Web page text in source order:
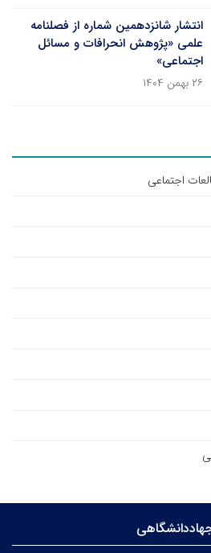
انتشار شانزدهمین شماره از فصلنامه
علمی «پژوهش انحرافات و مسائل
اجتماعی»
۲۶ بهمن ۱۴۰۴
اجتماعی